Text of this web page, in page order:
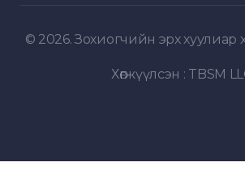
© 2026. Зохиогчийн эрх хуулиар
Хөгжүүлсэн : TBSM